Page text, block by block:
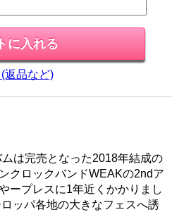
返品など)
は完売となった2018年結成の
クロックバンドWEAKの2ndア
ープレスに1年近くかかりまし
ッパ各地の大きなフェスへ誘